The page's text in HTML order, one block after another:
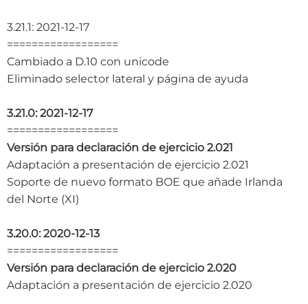
3.21.1: 2021-12-17
==================
Cambiado a D.10 con unicode
Eliminado selector lateral y página de ayuda
3.21.0: 2021-12-17
==================
Versión para declaración de ejercicio 2.021
Adaptación a presentación de ejercicio 2.021
Soporte de nuevo formato BOE que añade Irlanda
del Norte (XI)
3.20.0: 2020-12-13
==================
Versión para declaración de ejercicio 2.020
Adaptación a presentación de ejercicio 2.020